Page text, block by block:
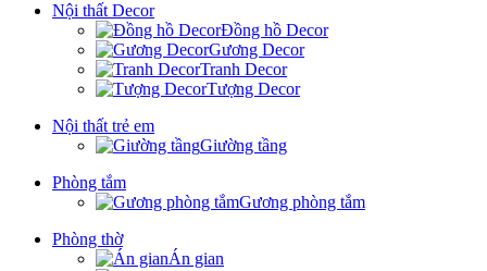
Nội thất Decor
Đồng hồ Decor
Gương Decor
Tranh Decor
Tượng Decor
Nội thất trẻ em
Giường tầng
Phòng tắm
Gương phòng tắm
Phòng thờ
Án gian